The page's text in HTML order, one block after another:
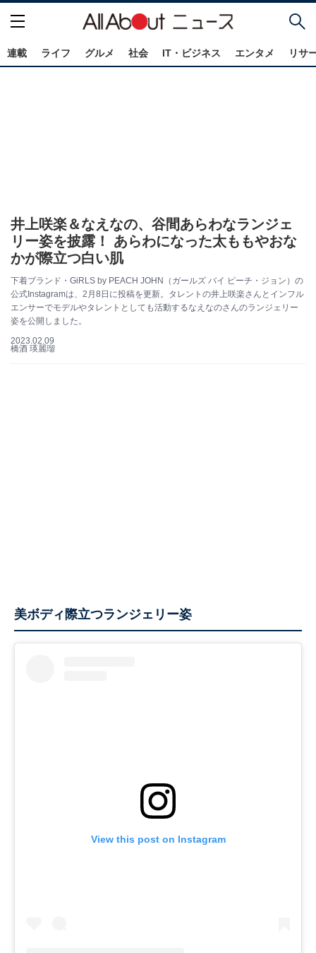
連載 ライフ グルメ 社会 IT・ビジネス エンタメ リサ
井上咲楽＆なえなの、谷間あらわなランジェ
リー姿を披露！ あらわになった太ももやおな
かが際立つ白い肌
下着ブランド・GiRLS by PEACH JOHN（ガールズ バイ ピーチ・ジョン）の
公式Instagramは、2月8日に投稿を更新。タレントの井上咲楽さんとインフル
エンサーでモデルやタレントとしても活動するなえなのさんのランジェリー
姿を公開しました。
2023.02.09
橋酒 瑛麗瑠
美ボディ際立つランジェリー姿
View this post on Instagram